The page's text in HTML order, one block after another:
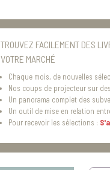
TROUVEZ FACILEMENT DES
VOTRE MARCHÉ
Chaque mois, de nouvelles
Nos coups de projecteur sur
Un panorama complet des
Un outil de mise en relation
Pour recevoir les sélections :